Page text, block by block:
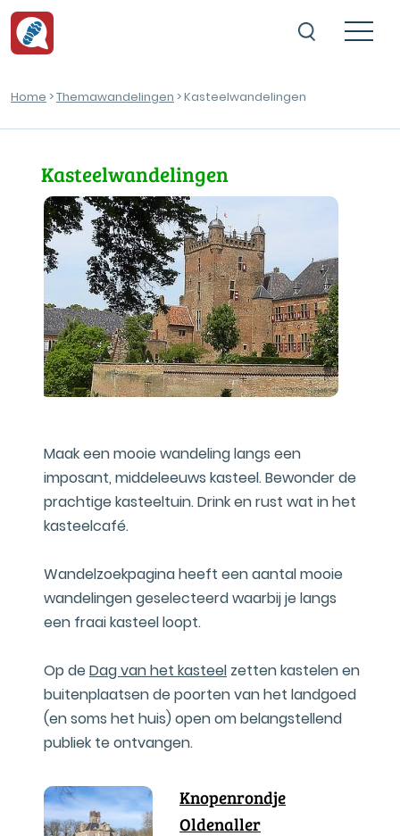
Home >Themawandelingen > Kasteelwandelingen
Kasteelwandelingen
Maak een mooie wandeling langs een
imposant, middeleeuws kasteel. Bewonder de
prachtige kasteeltuin. Drink en rust wat in het
kasteelcafé.
Wandelzoekpagina heeft een aantal mooie
wandelingen geselecteerd waarbij je langs
een fraai kasteel loopt.
Op deDag van het kasteel zetten kastelen en
buitenplaatsen de poorten van het landgoed
(en soms het huis) open om belangstellend
publiek te ontvangen.
Knopenrondje
Oldenaller